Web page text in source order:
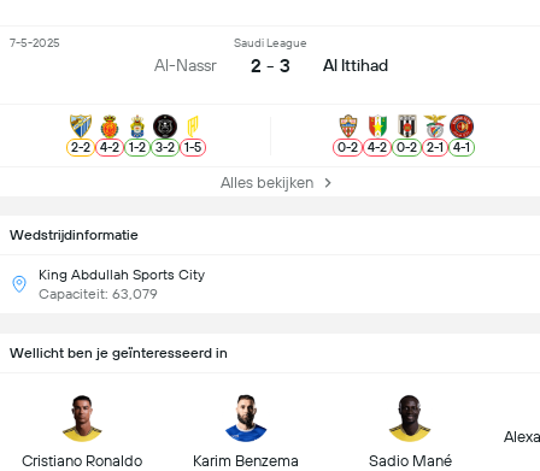
Wedstrijdinformatie
King Abdullah Sports City
Capaciteit: 63,079
Al-Nassr
Saudi League
2 - 3 Al Ittihad
7-5-2025
2-2 4-2 1-2 3-2 1-5 0-2 4-2 0-2 2-1 4-1
Alles bekijken
Wellicht ben je geïnteresseerd in
Cristiano Ronaldo Karim Benzema Sadio Mané